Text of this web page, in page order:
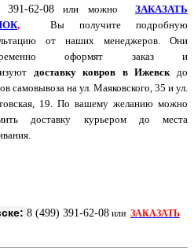
391-62-08 или можноЗАКАЗАТЬ
,
Вы получите подробную
от наших менеджеров. Они
оформят заказ и
доставку ковров в Ижевск до
самовывоза на ул. Маяковского, 35 и ул.
19. По вашему желанию можно
доставку курьером до места
8 (499) 391-62-08 или ЗАКАЗАТЬ